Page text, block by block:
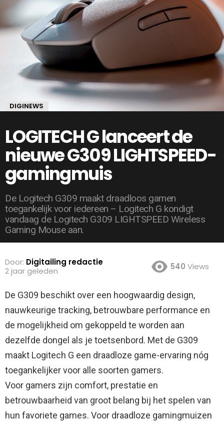
DIGINEWS
LOGITECH G lanceert de
nieuwe G309 LIGHTSPEED-
gamingmuis
De Logitech G309 maakt draadloos gamen
toegankelijk voor iedereen – Logitech G kondigt
vandaag de Logitech G309 LIGHTSPEED Wireless
Gaming Mouse aan.
Door: Digitailing redactie
2 jaar geleden
540 Views
De G309 beschikt over een hoogwaardig design,
nauwkeurige tracking, betrouwbare performance en
de mogelijkheid om gekoppeld te worden aan
dezelfde dongel als je toetsenbord. Met de G309
maakt Logitech G een draadloze game-ervaring nóg
toegankelijker voor alle soorten gamers.
Voor gamers zijn comfort, prestatie en
betrouwbaarheid van groot belang bij het spelen van
hun favoriete games. Voor draadloze gamingmuizen